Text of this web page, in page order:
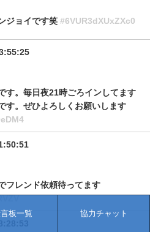
ジョイです笑 #6VUR3dXUxZXc0
す。毎日夜21時ごろインしてます
す。ぜひよろしくお願いします
フレンド依頼待ってます
板一覧 協力チャット